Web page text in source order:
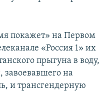
покажет» на Первом
«Россия 1» их
прыгуна в воду,
завоевавшего на
и трансгендерную